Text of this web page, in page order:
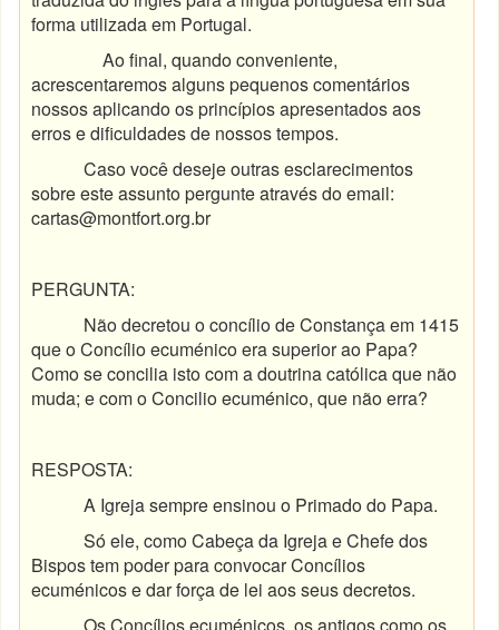
forma utilizada em Portugal.
Ao final, quando conveniente,
acrescentaremos alguns pequenos comentários
nossos aplicando os princípios apresentados aos
erros e dificuldades de nossos tempos.
Caso você deseje outras esclarecimentos
sobre este assunto pergunte através do email:
cartas@montfort.org.br
PERGUNTA:
Não decretou o concílio de Constança em 1415
que o Concílio ecuménico era superior ao Papa?
Como se concilia isto com a doutrina católica que não
muda; e com o Concilio ecuménico, que não erra?
RESPOSTA:
A Igreja sempre ensinou o Primado do Papa.
Só ele, como Cabeça da Igreja e Chefe dos
Bispos tem poder para convocar Concílios
ecuménicos e dar força de lei aos seus decretos.